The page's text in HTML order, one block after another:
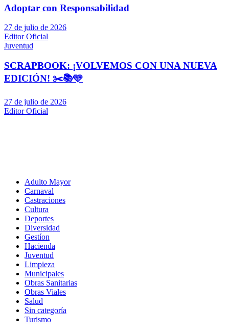
Adoptar con Responsabilidad
27 de julio de 2026
Editor Oficial
Juventud
SCRAPBOOK: ¡VOLVEMOS CON UNA NUEVA
EDICIÓN! ✂️📚🩵
27 de julio de 2026
Editor Oficial
Adulto Mayor
Carnaval
Castraciones
Cultura
Deportes
Diversidad
Gestíon
Hacienda
Juventud
Limpieza
Municipales
Obras Sanitarias
Obras Viales
Salud
Sin categoría
Turismo